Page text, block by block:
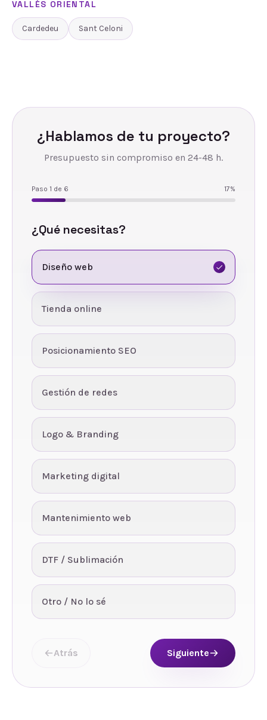
VALLÈS ORIENTAL
Cardedeu Sant Celoni
¿Hablamos de tu proyecto?
Presupuesto sin compromiso en 24-48 h.
Paso 1 de 6 17%
¿Qué necesitas?
Diseño web
Tienda online
Posicionamiento SEO
Gestión de redes
Logo & Branding
Marketing digital
Mantenimiento web
DTF / Sublimación
Otro / No lo sé
Atrás Siguiente